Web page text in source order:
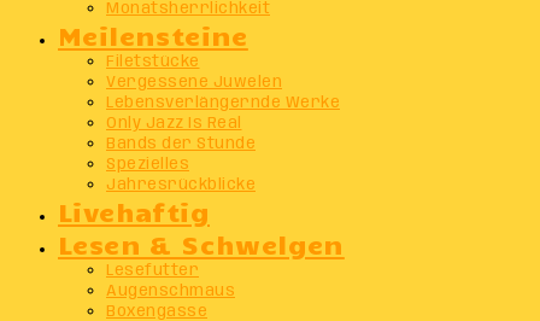
Monatsherrlichkeit
Meilensteine
Filetstücke
Vergessene Juwelen
Lebensverlängernde Werke
Only Jazz Is Real
Bands der Stunde
Spezielles
Jahresrückblicke
Livehaftig
Lesen & Schwelgen
Lesefutter
Augenschmaus
Boxengasse